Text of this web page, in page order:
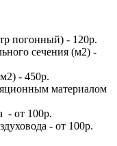
погонный) - 120р.
сечения (м2) -
- 450р.
материалом
- от 100р.
- от 100р.